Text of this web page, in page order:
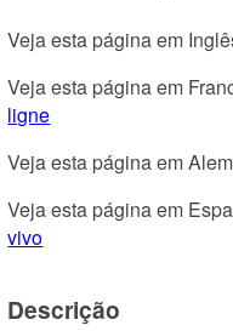
Veja esta página em
Veja esta página em
ligne
Veja esta página em
Veja esta página em
vivo
Descrição